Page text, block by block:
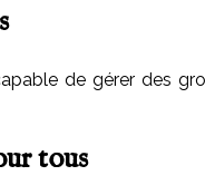
de gérer des
tous